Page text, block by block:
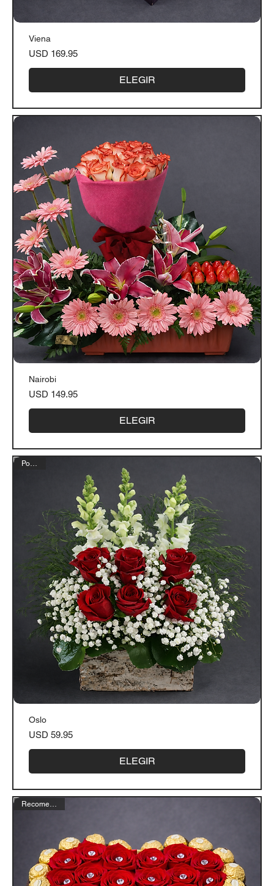
Viena
Precio
USD 169.95
ELEGIR
Nairobi
Precio
USD 149.95
ELEGIR
Popular
Oslo
Precio
USD 59.95
ELEGIR
Recomendado